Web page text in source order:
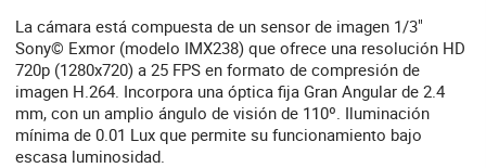
La cámara está compuesta de un sensor de imagen 1/3"
Sony© Exmor (modelo IMX238) que ofrece una resolución HD
720p (1280x720) a 25 FPS en formato de compresión de
imagen H.264. Incorpora una óptica fija Gran Angular de 2.4
mm, con un amplio ángulo de visión de 110º. Iluminación
mínima de 0.01 Lux que permite su funcionamiento bajo
escasa luminosidad.